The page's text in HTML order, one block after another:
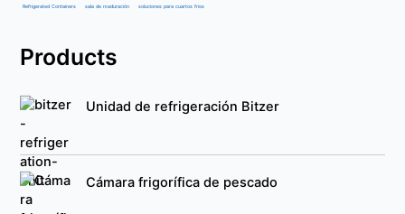
Refrigerated Containers sala de maduración soluciones para cuartos frios
Products
Unidad de refrigeración Bitzer
Cámara frigorífica de pescado